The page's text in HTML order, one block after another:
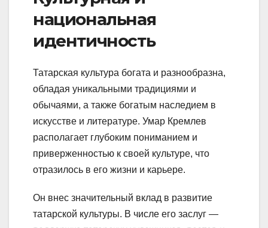
национальная
идентичность
Татарская культура богата и разнообразна,
обладая уникальными традициями и
обычаями, а также богатым наследием в
искусстве и литературе. Умар Кремлев
располагает глубоким пониманием и
приверженностью к своей культуре, что
отразилось в его жизни и карьере.
Он внес значительный вклад в развитие
татарской культуры. В числе его заслуг —